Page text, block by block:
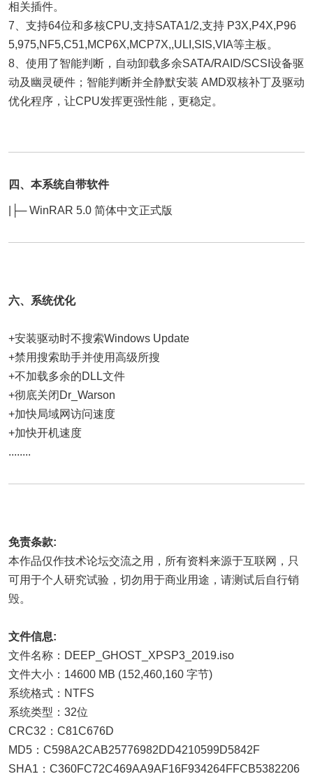
相关插件。
7、支持64位和多核CPU,支持SATA1/2,支持 P3X,P4X,P96
5,975,NF5,C51,MCP6X,MCP7X,,ULI,SIS,VIA等主板。
8、使用了智能判断，自动卸载多余SATA/RAID/SCSI设备驱
动及幽灵硬件；智能判断并全静默安装 AMD双核补丁及驱动
优化程序，让CPU发挥更强性能，更稳定。
四、本系统自带软件
|├─ WinRAR 5.0 简体中文正式版
六、系统优化
+安装驱动时不搜索Windows Update
+禁用搜索助手并使用高级所搜
+不加载多余的DLL文件
+彻底关闭Dr_Warson
+加快局域网访问速度
+加快开机速度
........
免责条款:
本作品仅作技术论坛交流之用，所有资料来源于互联网，只
可用于个人研究试验，切勿用于商业用途，请测试后自行销
毁。
文件信息:
文件名称：DEEP_GHOST_XPSP3_2019.iso
文件大小：14600 MB (152,460,160 字节)
系统格式：NTFS
系统类型：32位
CRC32：C81C676D
MD5：C598A2CAB25776982DD4210599D5842F
SHA1：C360FC72C469AA9AF16F934264FFCB5382206